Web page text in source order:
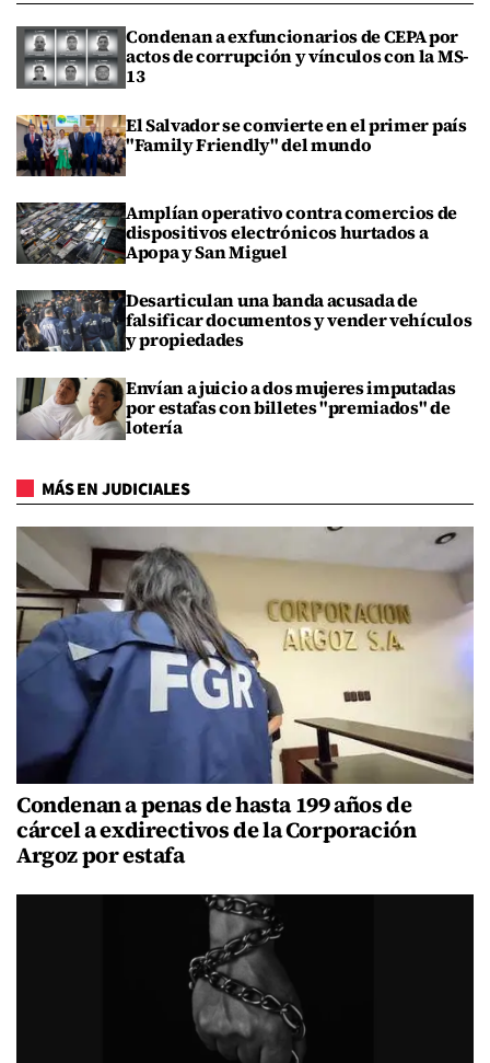
Condenan a exfuncionarios de CEPA por
actos de corrupción y vínculos con la MS-
13
El Salvador se convierte en el primer país
"Family Friendly" del mundo
Amplían operativo contra comercios de
dispositivos electrónicos hurtados a
Apopa y San Miguel
Desarticulan una banda acusada de
falsificar documentos y vender vehículos
y propiedades
Envían a juicio a dos mujeres imputadas
por estafas con billetes "premiados" de
lotería
MÁS EN JUDICIALES
Condenan a penas de hasta 199 años de
cárcel a exdirectivos de la Corporación
Argoz por estafa